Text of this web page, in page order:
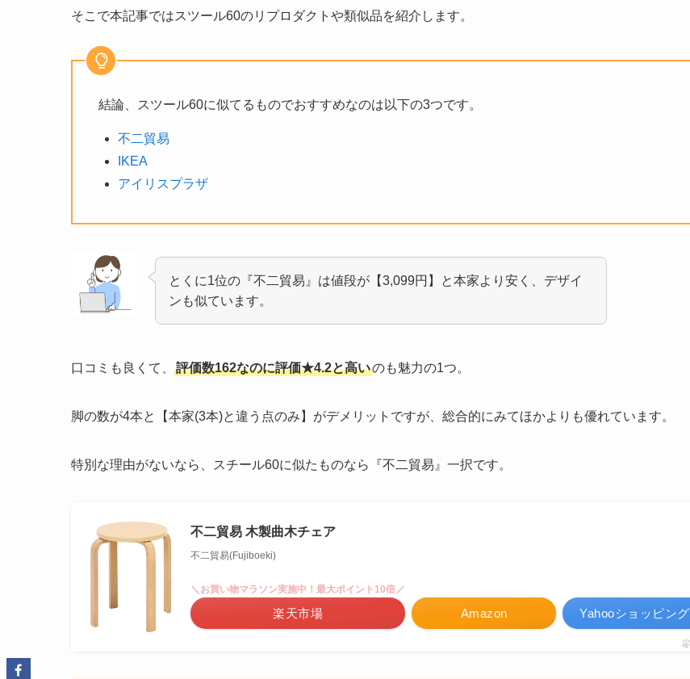
そこで本記事ではスツール60のリプロダクトや類似品を紹介 します。
結論、スツール60に似てるものでおすすめなのは以下の3つです。
不二貿易
IKEA
アイリスプラザ
とくに1位の『不二貿易』は値段が【3,099円】と本家より安く、デザイ
ンも似ています。
口コミも良くて、 評価数162なのに評価★4.2と高いのも魅力の1つ。
脚の数が4本と【本家(3本)と違う点のみ】がデメリットですが、総合的にみてほかよりも優れています。
特別な理由がないなら 、スチール60に似たものなら『不二貿易』一択です。
不二貿易 木製曲木チェア
不二貿易(Fujiboeki)
Amazon
＼お買い物マラソン実施中！最大ポイント10倍／
楽天市場 Yahooショッピング